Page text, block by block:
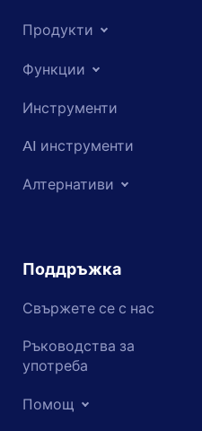
Продукти
Функции
Инструменти
AI инструменти
Алтернативи
Поддръжка
Свържете се с нас
Ръководства за
употреба
Помощ